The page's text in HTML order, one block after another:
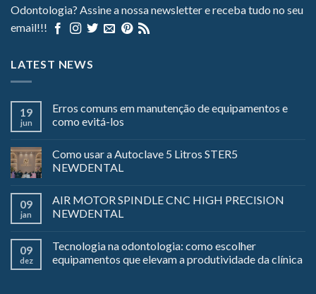
Odontologia? Assine a nossa newsletter e receba tudo no seu
email!!!
LATEST NEWS
19
jun
Erros comuns em manutenção de equipamentos e
como evitá-los
Como usar a Autoclave 5 Litros STER5
NEWDENTAL
09
jan
AIR MOTOR SPINDLE CNC HIGH PRECISION
NEWDENTAL
09
dez
Tecnologia na odontologia: como escolher
equipamentos que elevam a produtividade da clínica